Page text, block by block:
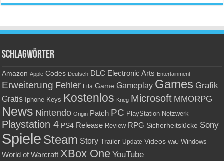
Schlagwörter
Amazon Apple Codes Deutsch DLC Electronic Arts Entertainment
Erweiterung Fehler Fifa Game Gameplay Games Grafik
Gratis Iphone Keys Kostenlos Krieg Microsoft MMORPG
News Nintendo Origin Patch PC PlayStation-Netzwerk
Playstation 4 PS4 Release Review RPG Sicherheitslücke Sony
Spiele Steam Story Trailer Update Videos WiiU Windows
World of Warcraft XBox One YouTube